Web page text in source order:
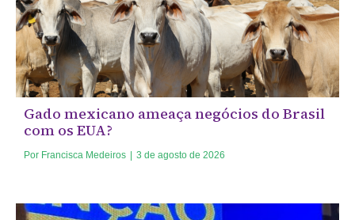
Gado mexicano ameaça negócios do Brasil
com os EUA?
Por Francisca Medeiros | 3 de agosto de 2026